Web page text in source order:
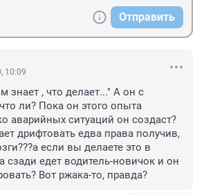
Отправить
10:09
знает , что делает..." А он с
ли? Пока он этого опыта
аварийных ситуаций он создаст?
дрифтовать едва права получив,
если вы делаете это в
сзади едет водитель-новичок и он
Вот ржака-то, правда?